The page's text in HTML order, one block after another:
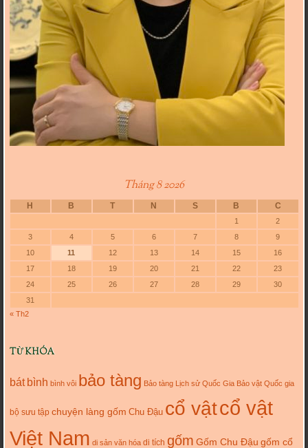
Tháng 8 2026
H B T N S B C
1
2
3
4 5 6 7 8
9
10
11 12 13 14 15
16
17
18 19 20 21 22
23
24
25 26 27 28 29
30
31
« Th2
TỪ KHÓA
bát bình bình vôi bảo tàng Bảo tàng Lịch sử Quốc Gia Bảo vật Quốc gia
bộ sưu tập chuyện làng gốm Chu Đậu cổ vậtcổ vật
Việt Nam di sản văn hóa di tích gốm Gốm Chu Đậu gốm cổ